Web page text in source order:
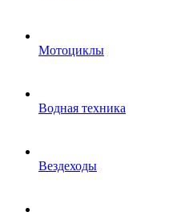
Мотоциклы
Водная техника
Вездеходы